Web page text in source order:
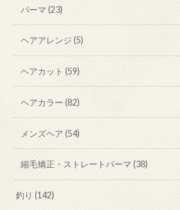
パーマ (23)
ヘアアレンジ (5)
ヘアカット (59)
ヘアカラー (82)
メンズヘア (54)
縮毛矯正・ストレートパーマ (38)
釣り(142)